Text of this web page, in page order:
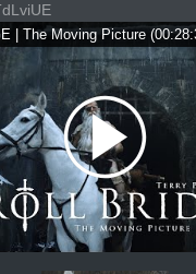
| The Moving Picture (